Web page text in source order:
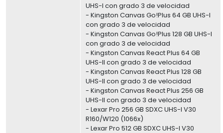
UHS-I con grado 3 de velocidad
- Kingston Canvas Go!Plus 64 GB UHS-I
con grado 3 de velocidad
- Kingston Canvas Go!Plus 128 GB UHS-I
con grado 3 de velocidad
- Kingston Canvas React Plus 64 GB
UHS-II con grado 3 de velocidad
- Kingston Canvas React Plus 128 GB
UHS-II con grado 3 de velocidad
- Kingston Canvas React Plus 256 GB
UHS-II con grado 3 de velocidad
- Lexar Pro 256 GB SDXC UHS-I V30
R160/W120 (1066x)
- Lexar Pro 512 GB SDXC UHS-I V30